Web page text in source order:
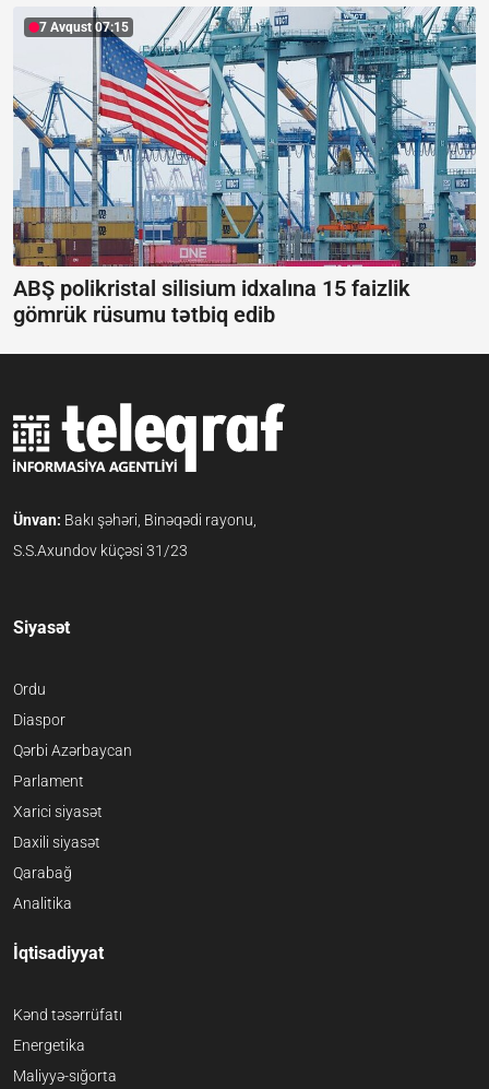
7 Avqust 07:15
ABŞ polikristal silisium idxalına 15 faizlik
gömrük rüsumu tətbiq edib
Ünvan: Bakı şəhəri, Binəqədi rayonu,
S.S.Axundov küçəsi 31/23
Siyasət
Ordu
Diaspor
Qərbi Azərbaycan
Parlament
Xarici siyasət
Daxili siyasət
Qarabağ
Analitika
İqtisadiyyat
Kənd təsərrüfatı
Energetika
Maliyyə-sığorta